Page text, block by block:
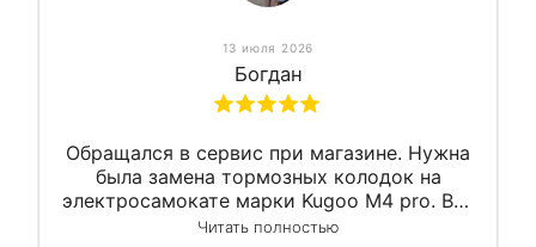
13 июля 2026
Богдан
Обращался в сервис при магазине. Нужна
была замена тормозных колодок на
электросамокате марки Kugoo M4 pro. Всё
сделали в лучшем виде и в максимально
Читать полностью